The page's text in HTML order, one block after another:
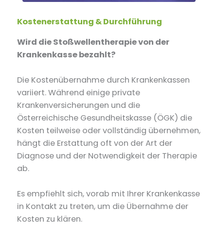
Kostenerstattung & Durchführung
Wird die Stoßwellentherapie von der
Krankenkasse bezahlt?
Die Kostenübernahme durch Krankenkassen
variiert. Während einige private
Krankenversicherungen und die
Österreichische Gesundheitskasse (ÖGK) die
Kosten teilweise oder vollständig übernehmen,
hängt die Erstattung oft von der Art der
Diagnose und der Notwendigkeit der Therapie
ab.
Es empfiehlt sich, vorab mit Ihrer Krankenkasse
in Kontakt zu treten, um die Übernahme der
Kosten zu klären.